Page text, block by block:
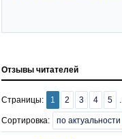
Отзывы читателей
Страницы: 1 2 3 4 5
Сортировка: по актуальности